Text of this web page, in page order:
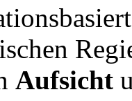
Aufsicht